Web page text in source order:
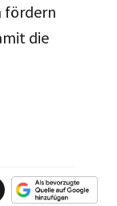
fördern
die